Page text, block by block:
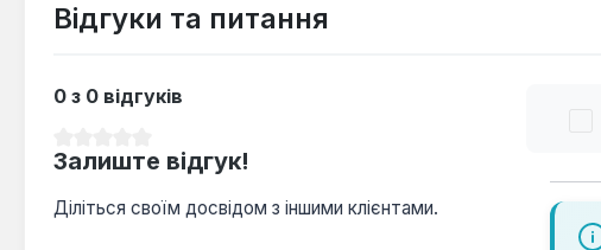
Відгуки та питання
0 з 0 відгуків
Залиште відгук!
Діліться своїм досвідом з іншими клієнтами.